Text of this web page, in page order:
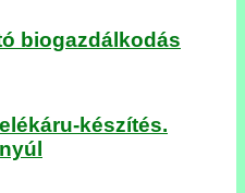
biogazdálkodás
készítés.